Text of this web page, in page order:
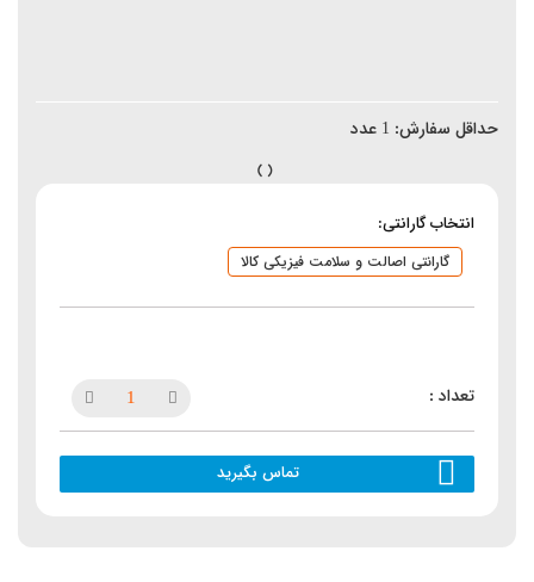
حداقل سفارش: 1 عدد
انتخاب گارانتی:
گارانتی اصالت و سلامت فیزیکی کالا
تماس بگیرید